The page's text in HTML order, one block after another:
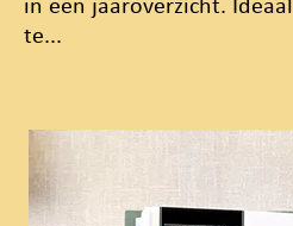
in een jaaroverzicht.
te...